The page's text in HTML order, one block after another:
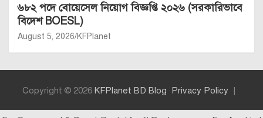
৬৮২ পদে বোয়েসেল নিয়োগ বিজ্ঞপ্তি ২০২৬ (সরকারিভাবে
বিদেশ BOESL)
August 5, 2026 KFPlanet
Copyright © 2026 KFPlanet BD Blog Privacy Policy